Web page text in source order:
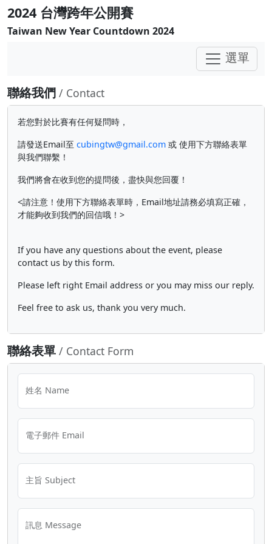
2024 台灣跨年公開賽
Taiwan New Year Countdown 2024
選單
聯絡我們 / Contact
若您對於比賽有任何疑問時，
請發送Email至 cubingtw@gmail.com 或 使用下方聯絡表單
與我們聯繫！
我們將會在收到您的提問後，盡快與您回覆！
<請注意！使用下方聯絡表單時，Email地址請務必填寫正確，
才能夠收到我們的回信哦！>
If you have any questions about the event, please
contact us by this form.
Please left right Email address or you may miss our reply.
Feel free to ask us, thank you very much.
聯絡表單 / Contact Form
姓名 Name
電子郵件 Email
主旨 Subject
訊息 Message